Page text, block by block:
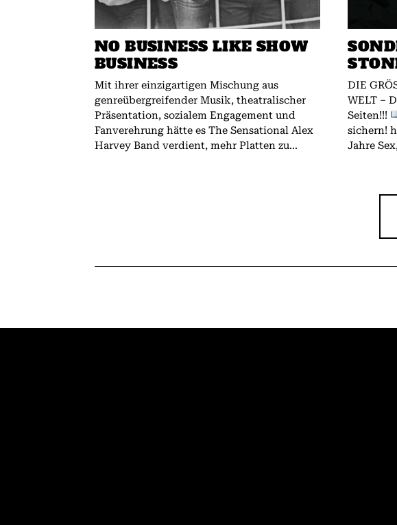
NO BUSINESS LIKE SHOW
BUSINESS
Mit ihrer einzigartigen Mischung aus
genreübergreifender Musik, theatralischer
Präsentation, sozialem Engagement und
Fanverehrung hätte es The Sensational Alex
Harvey Band verdient, mehr Platten zu...
DIE
WELT –
Seiten!!!
sichern!
Jahre